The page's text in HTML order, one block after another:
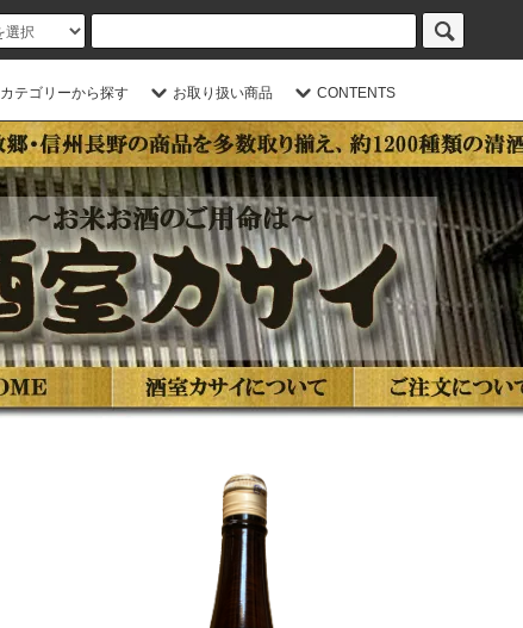
カテゴリーから探す お取り扱い商品 CONTENTS